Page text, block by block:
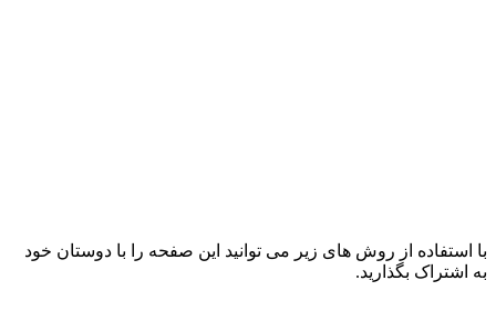
با استفاده از روش های زیر می توانید این صفحه را با دوستان خود
به اشتراک بگذارید.